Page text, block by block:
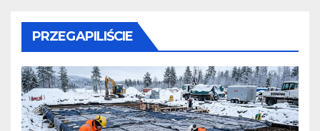
PRZEGAPILIŚCIE